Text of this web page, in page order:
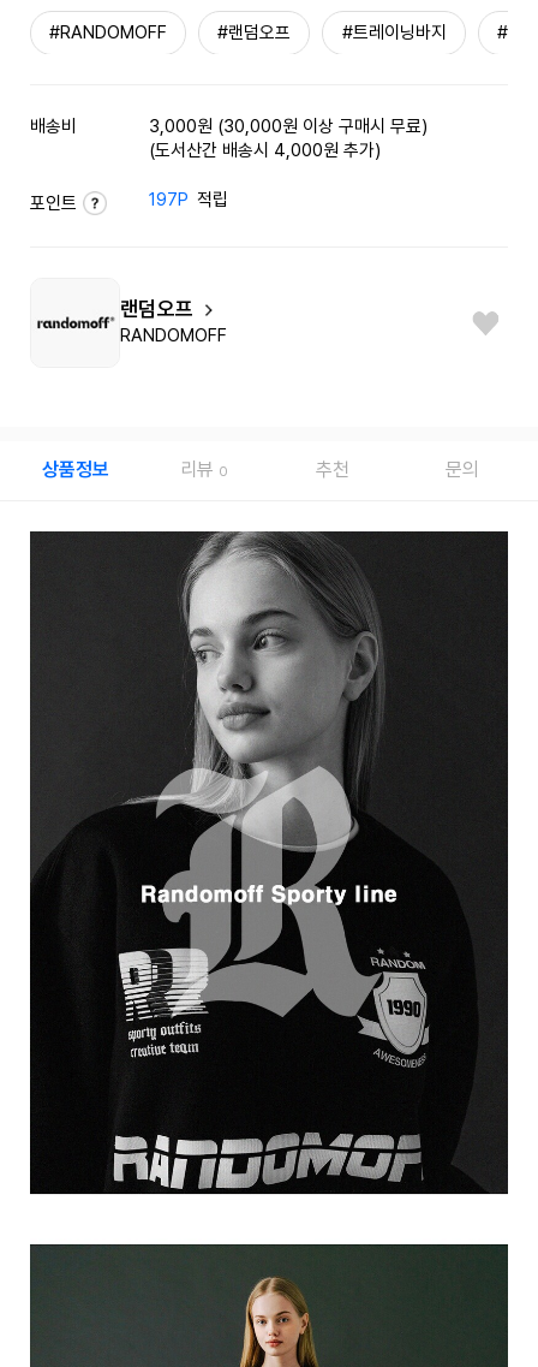
#RANDOMOFF #랜덤오프 #트레이닝바지 #스
배송비
3,000원 (30,000원 이상 구매시 무료)
(도서산간 배송시 4,000원 추가)
포인트 197P 적립
랜덤오프
RANDOMOFF
상품정보 리뷰 0 추천 문의